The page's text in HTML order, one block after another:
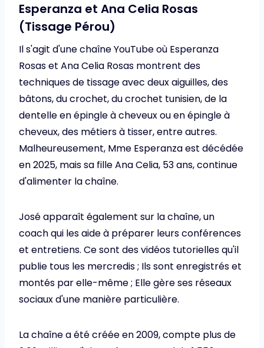
Esperanza et Ana Celia Rosas
(Tissage Pérou)
Il s'agit d'une chaîne YouTube où Esperanza
Rosas et Ana Celia Rosas montrent des
techniques de tissage avec deux aiguilles, des
bâtons, du crochet, du crochet tunisien, de la
dentelle en épingle à cheveux ou en épingle à
cheveux, des métiers à tisser, entre autres.
Malheureusement, Mme Esperanza est décédée
en 2025, mais sa fille Ana Celia, 53 ans, continue
d'alimenter la chaîne.
José apparaît également sur la chaîne, un
coach qui les aide à préparer leurs conférences
et entretiens. Ce sont des vidéos tutorielles qu'il
publie tous les mercredis ; Ils sont enregistrés et
montés par elle-même ; Elle gère ses réseaux
sociaux d'une manière particulière.
La chaîne a été créée en 2009, compte plus de